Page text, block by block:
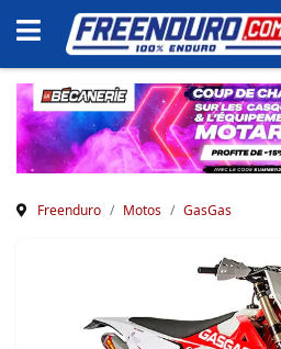
Freenduro Motos GasGas